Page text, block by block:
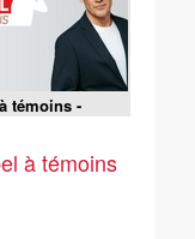
témoins -
à témoins